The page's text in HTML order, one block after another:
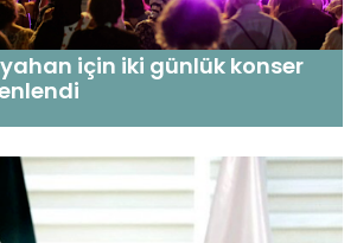
için iki günlük konser